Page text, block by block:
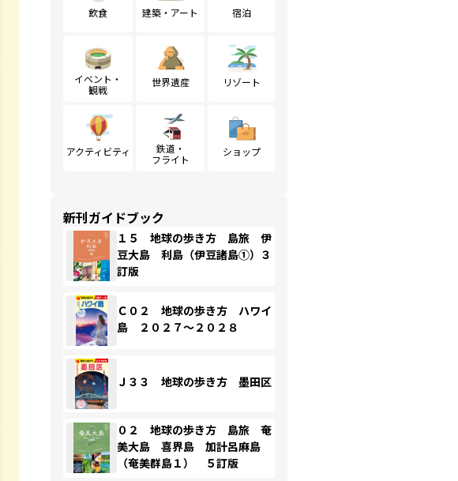
飲食 建築・アート 宿泊
イベント・
観戦
世界遺産 リゾート
アクティビティ
鉄道・
フライト
ショップ
新刊ガイドブック
１５ 地球の歩き方 島旅 伊
豆大島 利島（伊豆諸島①）３
訂版
Ｃ０２ 地球の歩き方 ハワイ
島 ２０２７～２０２８
Ｊ３３ 地球の歩き方 墨田区
０２ 地球の歩き方 島旅 奄
美大島 喜界島 加計呂麻島
（奄美群島１） ５訂版